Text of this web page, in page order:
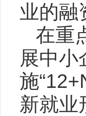
业的融
在重
展中小
施
新就业